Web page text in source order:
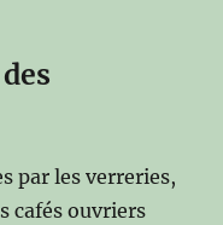
par les verreries,
cafés ouvriers